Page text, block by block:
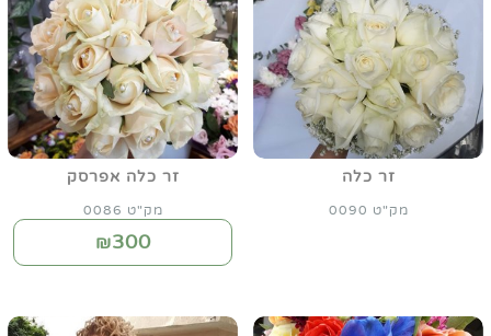
זר כלה
מק"ט 0090
זר כלה אפרסק
מק"ט 0086
₪300